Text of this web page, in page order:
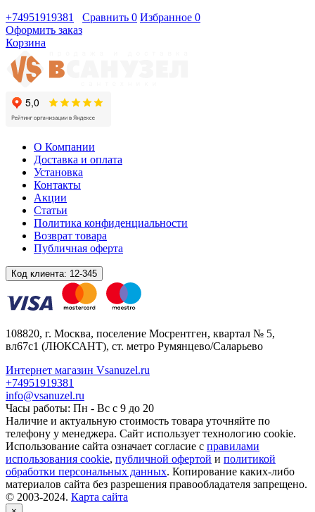
+74951919381
Сравнить 0 Избранное 0
Оформить заказ
Корзина
О Компании
Доставка и оплата
Установка
Контакты
Акции
Статьи
Политика конфиденциальности
Возврат товара
Публичная оферта
Код клиента: 12-345
108820, г. Москва, поселение Мосрентген, квартал № 5,
вл67с1 (ЛЮКСАНТ), ст. метро Румянцево/Саларьево
Интернет магазин Vsanuzel.ru
+74951919381
info@vsanuzel.ru
Часы работы: Пн - Вс с 9 до 20
Наличие и актуальную стоимость товара уточняйте по
телефону у менеджера. Сайт использует технологию cookie.
Использование сайта означает согласие с правилами
использования cookie, публичной офертой и политикой
обработки персональных данных. Копирование каких-либо
материалов сайта без разрешения правообладателя запрещено.
© 2003-2024. Карта сайта